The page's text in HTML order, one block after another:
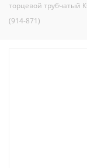
торцевой трубчатый
(914-871)